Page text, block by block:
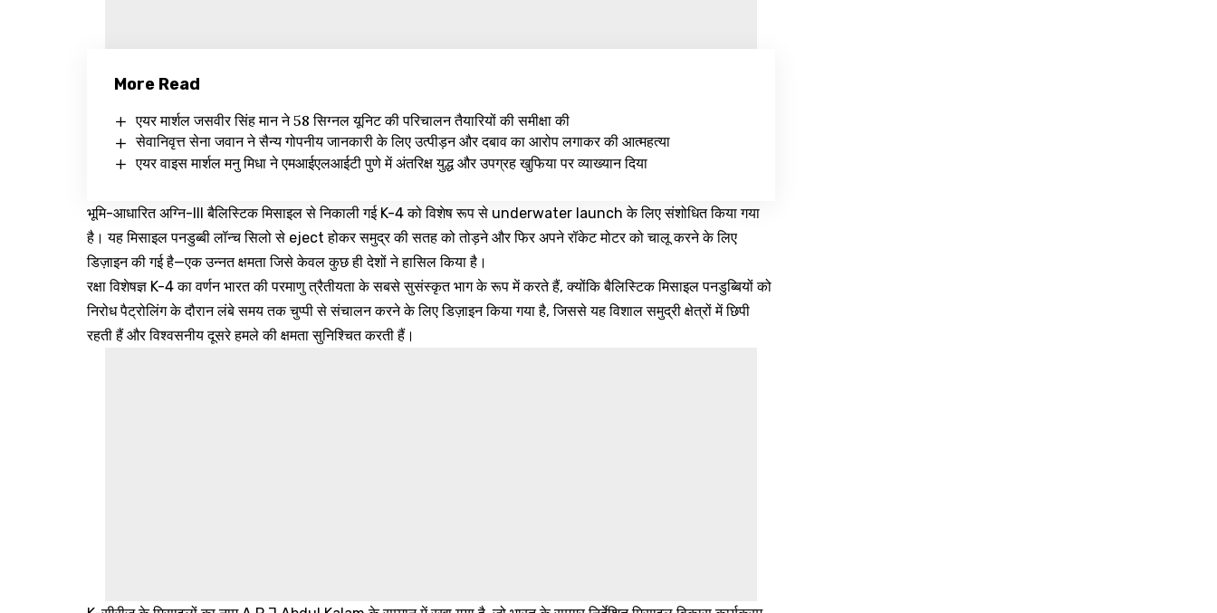
More Read
एयर मार्शल जसवीर सिंह मान ने 58 सिग्नल यूनिट की परिचालन तैयारियों की समीक्षा की
सेवानिवृत्त सेना जवान ने सैन्य गोपनीय जानकारी के लिए उत्पीड़न और दबाव का आरोप लगाकर की आत्महत्या
एयर वाइस मार्शल मनु मिधा ने एमआईएलआईटी पुणे में अंतरिक्ष युद्ध और उपग्रह खुफिया पर व्याख्यान दिया
भूमि-आधारित अग्नि-III बैलिस्टिक मिसाइल से निकाली गई K-4 को विशेष रूप से underwater launch के लिए संशोधित किया गया
है। यह मिसाइल पनडुब्बी लॉन्च सिलो से eject होकर समुद्र की सतह को तोड़ने और फिर अपने रॉकेट मोटर को चालू करने के लिए
डिज़ाइन की गई है—एक उन्नत क्षमता जिसे केवल कुछ ही देशों ने हासिल किया है।
रक्षा विशेषज्ञ K-4 का वर्णन भारत की परमाणु त्रैतीयता के सबसे सुसंस्कृत भाग के रूप में करते हैं, क्योंकि बैलिस्टिक मिसाइल पनडुब्बियों को
निरोध पैट्रोलिंग के दौरान लंबे समय तक चुप्पी से संचालन करने के लिए डिज़ाइन किया गया है, जिससे यह विशाल समुद्री क्षेत्रों में छिपी
रहती हैं और विश्वसनीय दूसरे हमले की क्षमता सुनिश्चित करती हैं।